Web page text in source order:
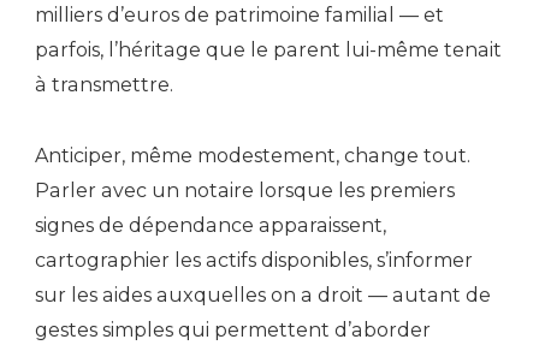
milliers d’euros de patrimoine familial — et
parfois, l’héritage que le parent lui-même tenait
à transmettre.
Anticiper, même modestement, change tout.
Parler avec un notaire lorsque les premiers
signes de dépendance apparaissent,
cartographier les actifs disponibles, s’informer
sur les aides auxquelles on a droit — autant de
gestes simples qui permettent d’aborder